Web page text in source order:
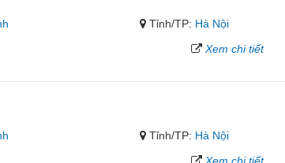
Tỉnh/TP: Hà Nội
Xem chi tiết
Tỉnh/TP: Hà Nội